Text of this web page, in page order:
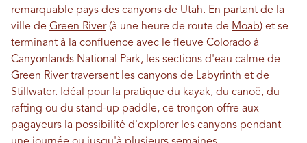
remarquable pays des canyons de Utah. En partant de la
ville de Green River(à une heure de route de Moab) et se
terminant à la confluence avec le fleuve Colorado à
Canyonlands National Park, les sections d'eau calme de
Green River traversent les canyons de Labyrinth et de
Stillwater. Idéal pour la pratique du kayak, du canoë, du
rafting ou du stand-up paddle, ce tronçon offre aux
pagayeurs la possibilité d'explorer les canyons pendant